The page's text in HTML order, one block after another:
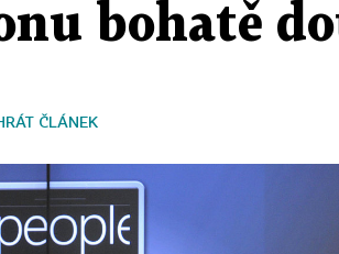
bohatě
ČLÁNEK